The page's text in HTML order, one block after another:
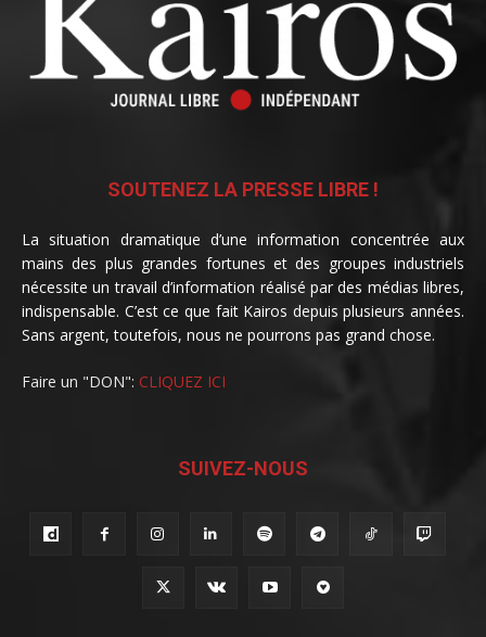
SOUTENEZ LA PRESSE LIBRE !
La situation dramatique d’une information concentrée aux
mains des plus grandes fortunes et des groupes industriels
nécessite un travail d’information réalisé par des médias libres,
indispensable. C’est ce que fait Kairos depuis plusieurs années.
Sans argent, toutefois, nous ne pourrons pas grand chose.
Faire un "DON": CLIQUEZ ICI
SUIVEZ-NOUS